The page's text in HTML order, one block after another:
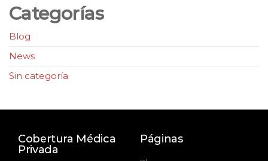
Categorías
Blog
News
Sin categoría
Cobertura Médica
Privada
Páginas